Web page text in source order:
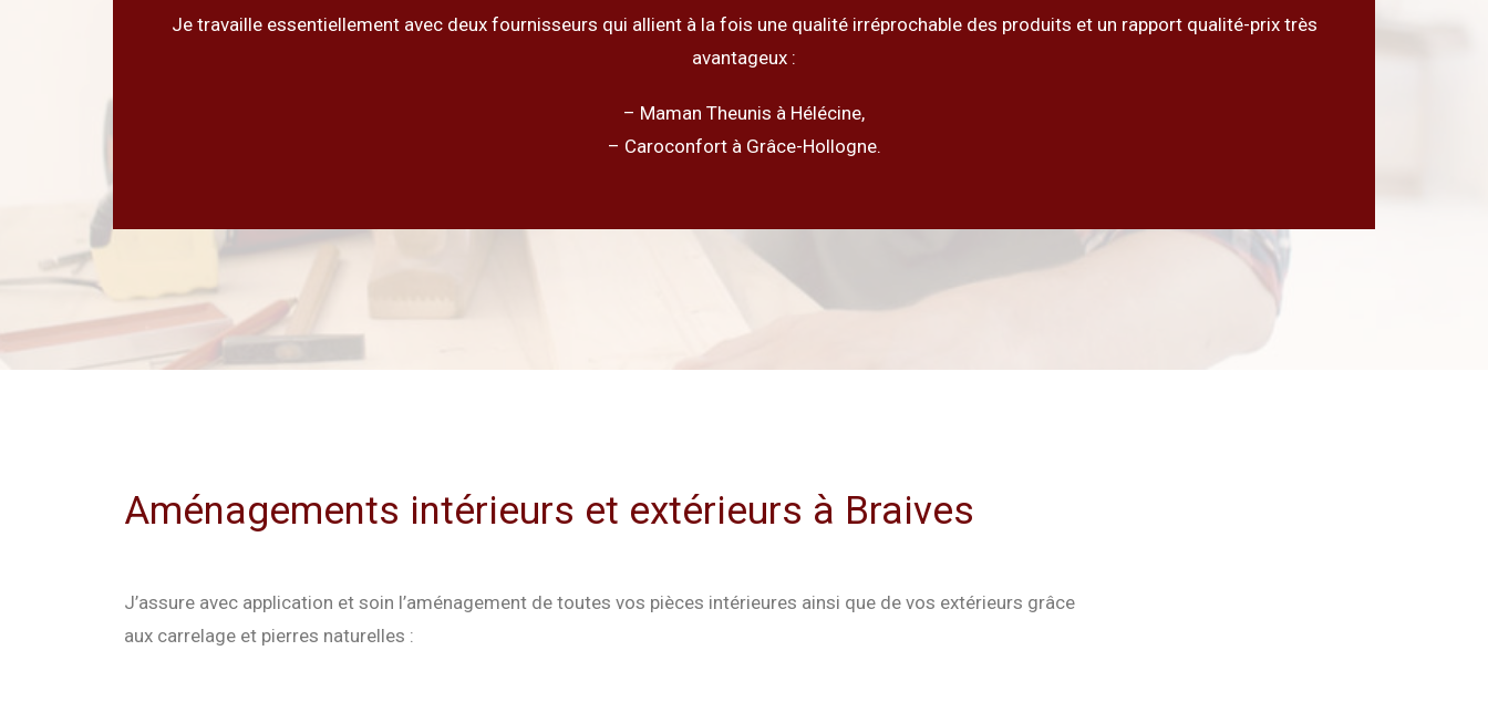
Je travaille essentiellement avec deux fournisseurs qui allient à la fois une qualité irréprochable des produits et un rapport qualité-prix très
avantageux :
– Maman Theunis à Hélécine,
– Caroconfort à Grâce-Hollogne.
Aménagements intérieurs et extérieurs à Braives
J’assure avec application et soin l’aménagement de toutes vos pièces intérieures ainsi que de vos extérieurs grâce
aux carrelage et pierres naturelles :